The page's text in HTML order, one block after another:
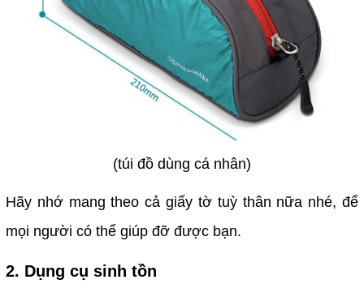
(túi đồ dùng cá nhân)
Hãy nhớ mang theo cả giấy tờ tuỳ thân nữa nhé, để
mọi người có thể giúp đỡ được bạn.
2. Dụng cụ sinh tồn